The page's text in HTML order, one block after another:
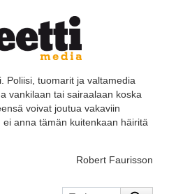
Poliisi, tuomarit ja valtamedia
vankilaan tai sairaalaan koska
voivat joutua vakaviin
anna tämän kuitenkaan häiritä
Robert Faurisson